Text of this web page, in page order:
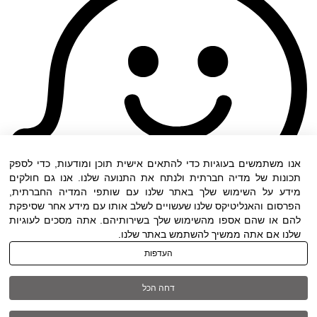
תנאי שימוש|הצהרת נגישות| כל הזכויות שמורות
ל DWO ©
אנו משתמשים בעוגיות כדי להתאים אישית תוכן ומודעות, כדי לספק
תכונות של מדיה חברתית ולנתח את התנועה שלנו. אנו גם חולקים
מידע על השימוש שלך באתר שלנו עם שותפי המדיה החברתית,
הפרסום והאנליטיקס שלנו שעשויים לשלב אותו עם מידע אחר שסיפקת
להם או שהם אספו מהשימוש שלך בשירותיהם. אתה מסכים לעוגיות
שלנו אם אתה ממשיך להשתמש באתר שלנו.
העדפות
דחה הכל